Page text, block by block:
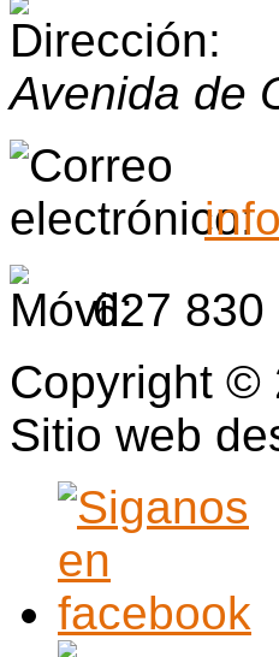
Avenida de
627 830
Copyright ©
Sitio web